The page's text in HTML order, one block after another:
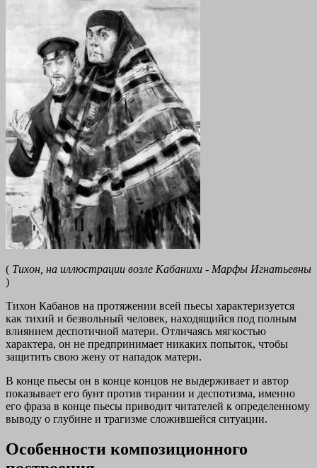
( Тихон, на иллюстрации возле Кабанихи - Марфы Игнатьевны
)
Тихон Кабанов на протяжении всей пьесы характеризуется
как тихий и безвольный человек, находящийся под полным
влиянием деспотичной матери. Отличаясь мягкостью
характера, он не предпринимает никаких попыток, чтобы
защитить свою жену от нападок матери.
В конце пьесы он в конце концов не выдерживает и автор
показывает его бунт против тирании и деспотизма, именно
его фраза в конце пьесы приводит читателей к определенному
выводу о глубине и трагизме сложившейся ситуации.
Особенности композиционного